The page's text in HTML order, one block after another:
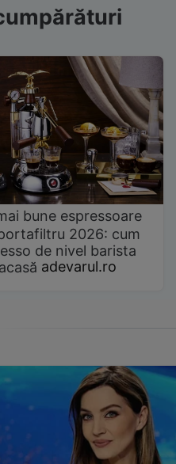
bune espressoare
2026: cum
de nivel barista
adevarul.ro